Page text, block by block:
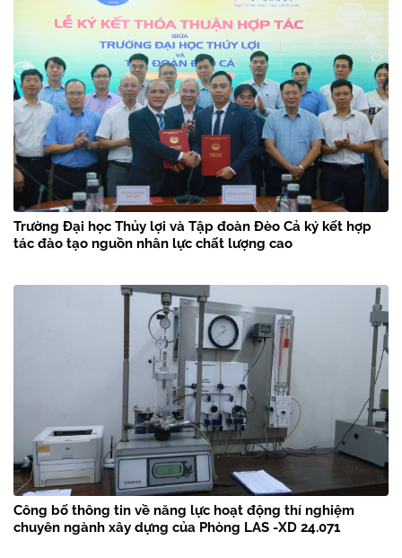
Trường Đại học Thủy lợi và Tập đoàn Đèo Cả ký kết hợp
tác đào tạo nguồn nhân lực chất lượng cao
Công bố thông tin về năng lực hoạt động thí nghiệm
chuyên ngành xây dựng của Phòng LAS -XD 24.071